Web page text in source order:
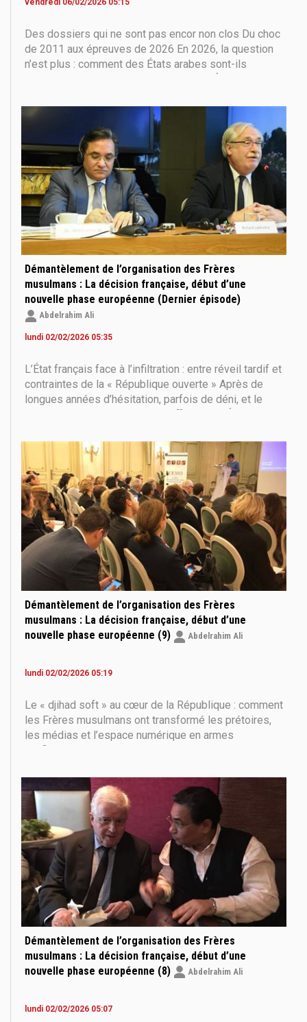
Des dossiers qui ne sont pas encor non clos Du choc
de 2011 aux épreuves de 2026 En 2026, la question
n’est plus : comment des États arabes sont-ils
pourquoi toutes les tentatives de destruction
Démantèlement de l’organisation des Frères
musulmans : La décision française, début d’une
nouvelle phase européenne (Dernier épisode)
Abdelrahim Ali
lundi 02/02/2026 05:35
L’État français face à l’infiltration : entre réveil tardif et
contraintes de la « République ouverte » Après de
longues années d’hésitation, parfois de déni, et le
question ne relève plus d’un simple « conservatisme
Démantèlement de l’organisation des Frères
musulmans : La décision française, début d’une
nouvelle phase européenne (9)
Abdelrahim Ali
lundi 02/02/2026 05:19
Le « djihad soft » au cœur de la République : comment
les Frères musulmans ont transformé les prétoires,
les médias et l’espace numérique en armes
d’influence Si les outils « traditionnels » des Frères
associations, écoles, financements — le plus
dangereux,
Démantèlement de l’organisation des Frères
musulmans : La décision française, début d’une
nouvelle phase européenne (8)
Abdelrahim Ali
lundi 02/02/2026 05:07